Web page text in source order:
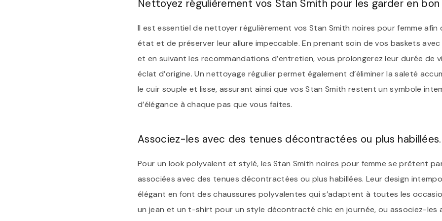
Nettoyez régulièrement vos Stan Smith pour les garder en
Il est essentiel de nettoyer régulièrement vos Stan Smith noires pour femme afin
état et de préserver leur allure impeccable. En prenant soin de vos baskets
et en suivant les recommandations d’entretien, vous prolongerez leur durée de
éclat d’origine. Un nettoyage régulier permet également d’éliminer la saleté
le cuir souple et lisse, assurant ainsi que vos Stan Smith restent un symbole
d’élégance à chaque pas que vous faites.
Associez-les avec des tenues décontractées ou plus habillées.
Pour un look polyvalent et stylé, les Stan Smith noires pour femme se prêtent
associées avec des tenues décontractées ou plus habillées. Leur design
élégant en font des chaussures polyvalentes qui s’adaptent à toutes les
un jean et un t-shirt pour un style décontracté chic en journée, ou associez-les